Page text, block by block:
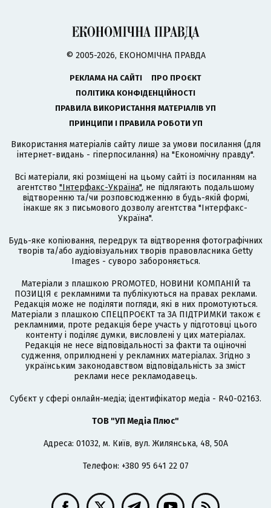
© 2005-2026, ЕКОНОМІЧНА ПРАВДА
РЕКЛАМА НА САЙТІ
ПРО ПРОЄКТ
ПОЛІТИКА КОНФІДЕНЦІЙНОСТІ
ПРАВИЛА ВИКОРИСТАННЯ МАТЕРІАЛІВ УП
ПРИНЦИПИ І ПРАВИЛА РОБОТИ УП
Використання матеріалів сайту лише за умови посилання (для
інтернет-видань - гіперпосилання) на "Економічну правду".
Всі матеріали, які розміщені на цьому сайті із посиланням на
агентство "Інтерфакс-Україна", не підлягають подальшому
відтворенню та/чи розповсюдженню в будь-якій формі,
інакше як з письмового дозволу агентства "Інтерфакс-
Україна".
Будь-яке копіювання, передрук та відтворення фотографічних
творів та/або аудіовізуальних творів правовласника Getty
Images - суворо забороняється.
Матеріали з плашкою PROMOTED, НОВИНИ КОМПАНІЙ та
ПОЗИЦІЯ є рекламними та публікуються на правах реклами.
Редакція може не поділяти погляди, які в них промотуються.
Матеріали з плашкою СПЕЦПРОЄКТ та ЗА ПІДТРИМКИ також є
рекламними, проте редакція бере участь у підготовці цього
контенту і поділяє думки, висловлені у цих матеріалах.
Редакція не несе відповідальності за факти та оціночні
судження, оприлюднені у рекламних матеріалах. Згідно з
українським законодавством відповідальність за зміст
реклами несе рекламодавець.
Cубєкт у сфері онлайн-медіа; ідентифікатор медіа - R40-02163.
ТОВ "УП Медіа Плюс"
Адреса: 01032, м. Київ, вул. Жилянська, 48, 50А
Телефон: +380 95 641 22 07